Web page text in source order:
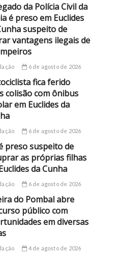
da Polícia Civil da
é preso em Euclides
suspeito de
vantagens ilegais de
6 de agosto de 2026
fica ferido
colisão com ônibus
em Euclides da
6 de agosto de 2026
preso suspeito de
as próprias filhas
da Cunha
6 de agosto de 2026
do Pombal abre
público com
em diversas
4 de agosto de 2026